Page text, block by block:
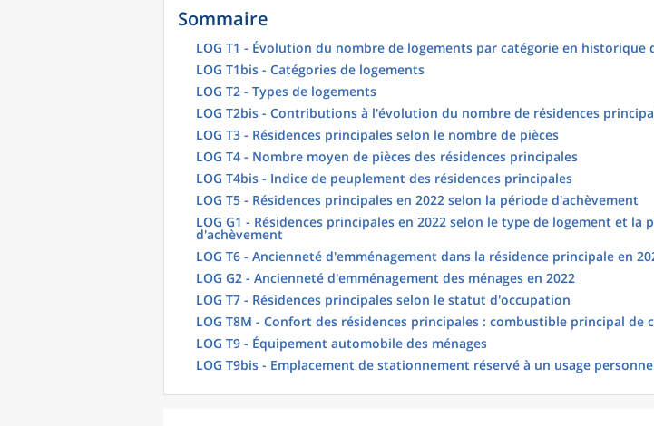
Sommaire
LOG T1 - Évolution du nombre de logements par catégorie en historique
LOG T1bis - Catégories de logements
LOG T2 - Types de logements
LOG T2bis - Contributions à l'évolution du nombre de résidences
LOG T3 - Résidences principales selon le nombre de pièces
LOG T4 - Nombre moyen de pièces des résidences principales
LOG T4bis - Indice de peuplement des résidences principales
LOG T5 - Résidences principales en 2022 selon la période d'achèvement
LOG G1 - Résidences principales en 2022 selon le type de logement et la
d'achèvement
LOG T6 - Ancienneté d'emménagement dans la résidence principale en
LOG G2 - Ancienneté d'emménagement des ménages en 2022
LOG T7 - Résidences principales selon le statut d'occupation
LOG T8M - Confort des résidences principales : combustible principal de
LOG T9 - Équipement automobile des ménages
LOG T9bis - Emplacement de stationnement réservé à un usage